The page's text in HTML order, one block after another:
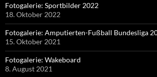
Fotogalerie: Sportbilder 2022
18. Oktober 2022
Fotogalerie: Amputierten-Fußball Bundesliga
15. Oktober 2021
Fotogalerie: Wakeboard
8. August 2021